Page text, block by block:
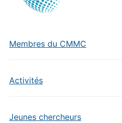
Membres du CMMC
Activités
Jeunes chercheurs